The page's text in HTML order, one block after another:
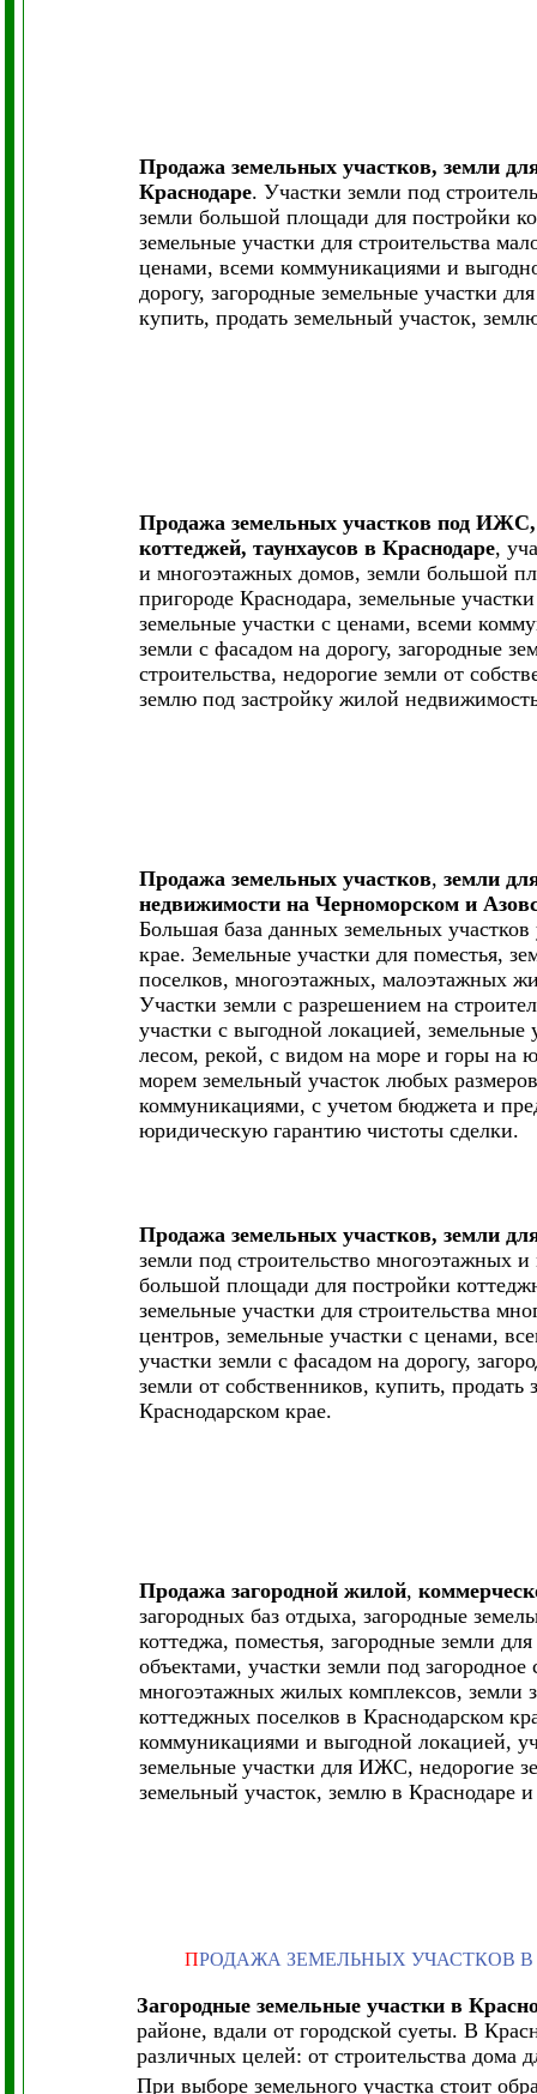
Продажа земельных участков, земли
Краснодаре. Участки земли под
земли большой площади для постройки
земельные участки для строительства
ценами, всеми коммуникациями и
дорогу, загородные земельные участки
купить, продать земельный участок,
Продажа земельных участков под ИЖС,
коттеджей, таунхаусов в Краснодаре,
и многоэтажных домов, земли большой
пригороде Краснодара, земельные
земельные участки с ценами, всеми
земли с фасадом на дорогу, загородные
строительства, недорогие земли от
землю под застройку жилой
Продажа земельных участков, земли
недвижимости на Черноморском и
Большая база данных земельных
крае. Земельные участки для поместья,
поселков, многоэтажных, малоэтажных
Участки земли с разрешением на
участки с выгодной локацией,
лесом, рекой, с видом на море и горы на
морем земельный участок любых
коммуникациями, с учетом бюджета и
юридическую гарантию чистоты сделки.
Продажа земельных участков, земли
земли под строительство многоэтажных
большой площади для постройки
земельные участки для строительства
центров, земельные участки с ценами,
участки земли с фасадом на дорогу,
земли от собственников, купить,
Краснодарском крае.
Продажа загородной жилой,
загородных баз отдыха, загородные
коттеджа, поместья, загородные земли
объектами, участки земли под
многоэтажных жилых комплексов, земли
коттеджных поселков в Краснодарском
коммуникациями и выгодной локацией,
земельные участки для ИЖС, недорогие
земельный участок, землю в Краснодаре
ПРОДАЖА ЗЕМЕЛЬНЫХ УЧАСТКОВ
Загородные земельные участки в
районе, вдали от городской суеты. В
различных целей: от строительства дома
При выборе земельного участка стоит